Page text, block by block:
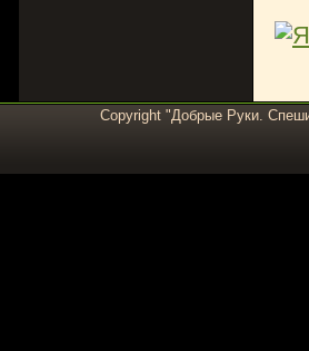
Copyright "Добрые Руки.